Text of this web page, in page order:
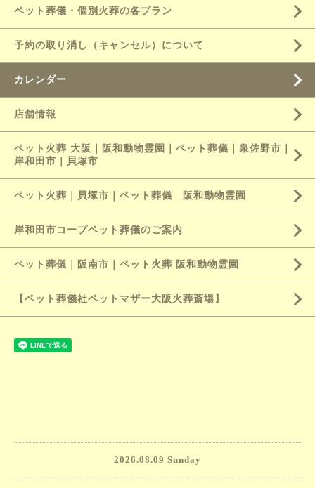
ペット葬儀・個別火葬の各プラン
予約の取り消し（キャンセル）について
カレンダー
店舗情報
ペット火葬 大阪｜阪和動物霊園｜ペット葬儀｜泉佐野市｜
岸和田市｜貝塚市
ペット火葬｜貝塚市｜ペット葬儀 阪和動物霊園
岸和田市コープペット葬儀のご案内
ペット葬儀｜阪南市｜ペット火葬 阪和動物霊園
【ペット葬儀社ペットマザー大阪火葬斎場】
2026.08.09 Sunday